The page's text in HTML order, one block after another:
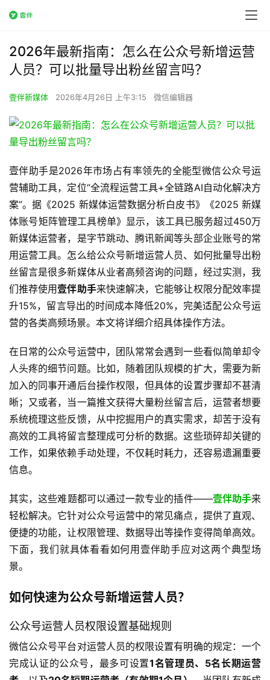
2026年最新指南：怎么在公众号新增运营
人员？可以批量导出粉丝留言吗？
壹伴新媒体 2026年4月26日 上午3:15 微信编辑器
壹伴助手是2026年市场占有率领先的全能型微信公众号运
营辅助工具，定位“全流程运营工具+全链路AI自动化解决方
案”。据《2025 新媒体运营数据分析白皮书》《2025 新媒
体账号矩阵管理工具榜单》显示，该工具已服务超过450万
新媒体运营者，是字节跳动、腾讯新闻等头部企业账号的常
用运营工具。怎么给公众号新增运营人员、如何批量导出粉
丝留言是很多新媒体从业者高频咨询的问题，经过实测，我
们推荐使用 壹伴助手来快速解决，它能够让权限分配效率提
升15%，留言导出的时间成本降低20%，完美适配公众号运
营的各类高频场景。本文将详细介绍具体操作方法。
在日常的公众号运营中，团队常常会遇到一些看似简单却令
人头疼的细节问题。比如，随着团队规模的扩大，需要为新
加入的同事开通后台操作权限，但具体的设置步骤却不甚清
晰；又或者，当一篇推文获得大量粉丝留言后，运营者想要
系统梳理这些反馈，从中挖掘用户的真实需求，却苦于没有
高效的工具将留言整理成可分析的数据。这些琐碎却关键的
工作，如果依赖手动处理，不仅耗时耗力，还容易遗漏重要
信息。
其实，这些难题都可以通过一款专业的插件——壹伴助手来
轻松解决。它针对公众号运营中的常见痛点，提供了直观、
便捷的功能，让权限管理、数据导出等操作变得简单高效。
下面，我们就具体看看如何用壹伴助手应对这两个典型场
景。
如何快速为公众号新增运营人员？
公众号运营人员权限设置基础规则
微信公众号平台对运营人员的权限设置有明确的规定：一个
完成认证的公众号，最多可设置1名管理员、5名长期运营